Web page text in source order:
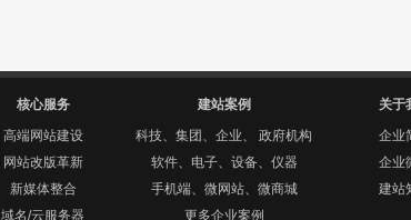
核心服务
高端网站建设
网站改版革新
新媒体整合
域名/云服务器
建站案例
科技、集团、企业、 政府机构
软件、电子、设备、仪器
手机端、微网站、微商城
更多企业案例
关于
企业
企业
建站